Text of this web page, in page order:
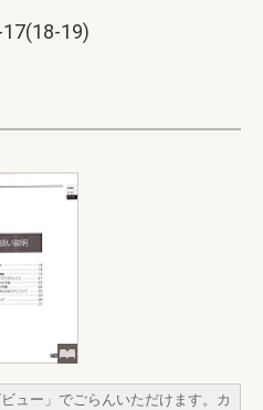
19)
ュー」でごらんいただけます。カ